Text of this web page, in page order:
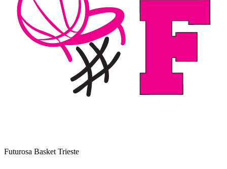
Futurosa Basket Trieste